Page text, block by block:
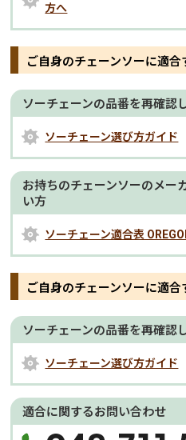
方へ
ご自身のチェーンソーに適
ソーチェーンの品番を再確認
ソーチェーン選び方ガイド
お持ちのチェーンソーのメー
い方
ソーチェーン適合表
ご自身のチェーンソーに適
ソーチェーンの品番を再確認
ソーチェーン選び方ガイド
適合に関するお問い合わせ